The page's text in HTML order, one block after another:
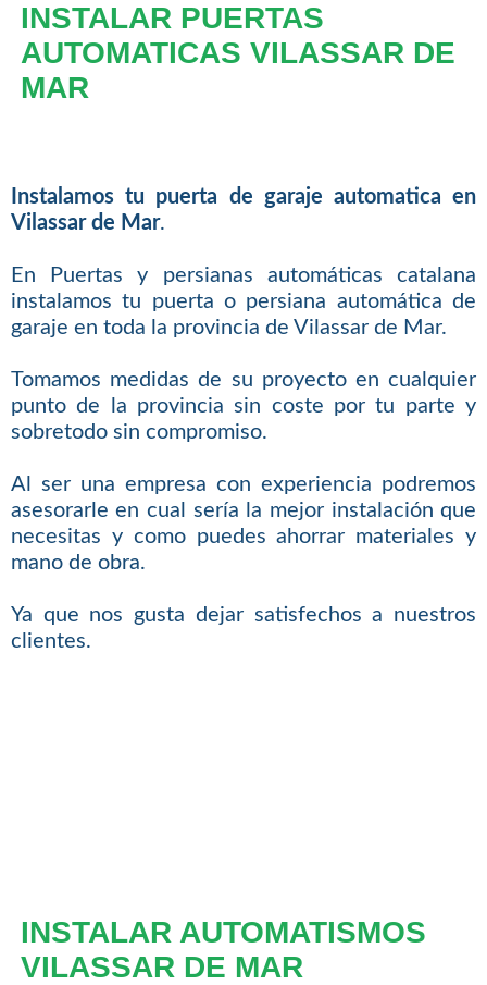
INSTALAR PUERTAS
AUTOMATICAS VILASSAR DE
MAR
Instalamos tu puerta de garaje automatica en
Vilassar de Mar.
En Puertas y persianas automáticas catalana
instalamos tu puerta o persiana automática de
garaje en toda la provincia de Vilassar de Mar.
Tomamos medidas de su proyecto en cualquier
punto de la provincia sin coste por tu parte y
sobretodo sin compromiso.
Al ser una empresa con experiencia podremos
asesorarle en cual sería la mejor instalación que
necesitas y como puedes ahorrar materiales y
mano de obra.
Ya que nos gusta dejar satisfechos a nuestros
clientes.
INSTALAR AUTOMATISMOS
VILASSAR DE MAR